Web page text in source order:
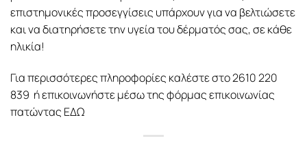
επιστημονικές προσεγγίσεις υπάρχουν για να βελτιώσετε
και να διατηρήσετε την υγεία του δέρματός σας, σε κάθε
ηλικία!
Για περισσότερες πληροφορίες καλέστε στο 2610 220
839 ή επικοινωνήστε μέσω της φόρμας επικοινωνίας
πατώντας ΕΔΩ